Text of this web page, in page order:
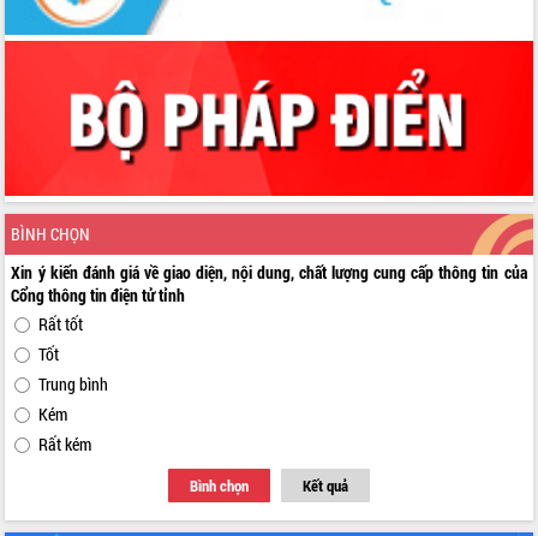
BÌNH CHỌN
Xin ý kiến đánh giá về giao diện, nội dung, chất lượng cung cấp thông tin của
Cổng thông tin điện tử tỉnh
Rất tốt
Tốt
Trung bình
Kém
Rất kém
Bình chọn Kết quả